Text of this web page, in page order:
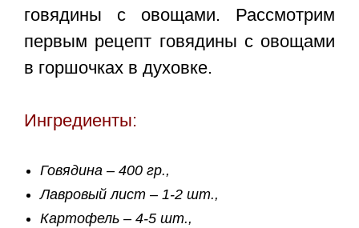
говядины с овощами. Рассмотрим
первым рецепт говядины с овощами
в горшочках в духовке.
Ингредиенты:
Говядина – 400 гр.,
Лавровый лист – 1-2 шт.,
Картофель – 4-5 шт.,